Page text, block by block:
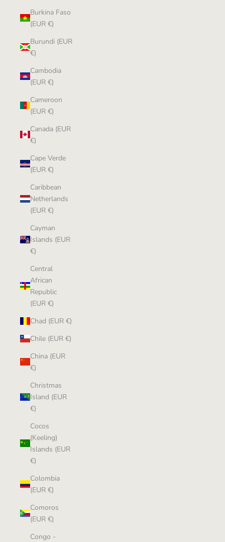
Burkina Faso
(EUR €)
Burundi (EUR
€)
Cambodia
(EUR €)
Cameroon
(EUR €)
Canada (EUR
€)
Cape Verde
(EUR €)
Caribbean
Netherlands
(EUR €)
Cayman
Islands (EUR
€)
Central
African
Republic
(EUR €)
Chad (EUR €)
Chile (EUR €)
China (EUR
€)
Christmas
Island (EUR
€)
Cocos
(Keeling)
Islands (EUR
€)
Colombia
(EUR €)
Comoros
(EUR €)
Congo -